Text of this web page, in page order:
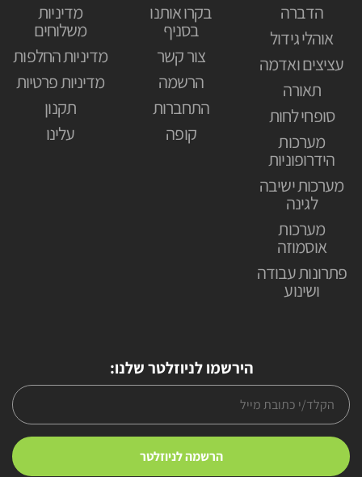
הדברה
אוהלי גידול
עציצים ואדמה
תאורה
סופחי לחות
מערכות
הידרופוניות
מערכות ישיבה
לגינה
מערכות
אוסמוזה
פתרונות עבודה
ושינוע
בקרו אותנו
בסניף
צור קשר
הרשמה
התחברות
קופה
מדיניות
משלוחים
מדיניות החלפות
מדיניות פרטיות
תקנון
עלינו
הירשמו לניוזלטר שלנו: